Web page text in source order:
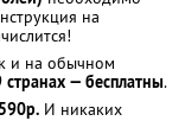
на
и на обычном
— бесплатны.
И никаких